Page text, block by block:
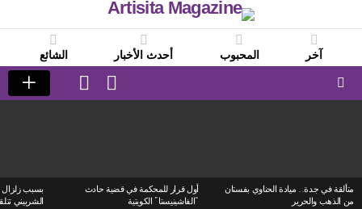
آخر المحبوب أحدث الأخبار الشائع
SWITCH
SKIN
LOGIN
متألقة في جدة.. ميادة الحناوي بفستان
من الذهب والحرير
أول قرار للمحكمة في قضية حادث
“الفاشينيستا” الكويتية
بسبب زلزال
الشربيني